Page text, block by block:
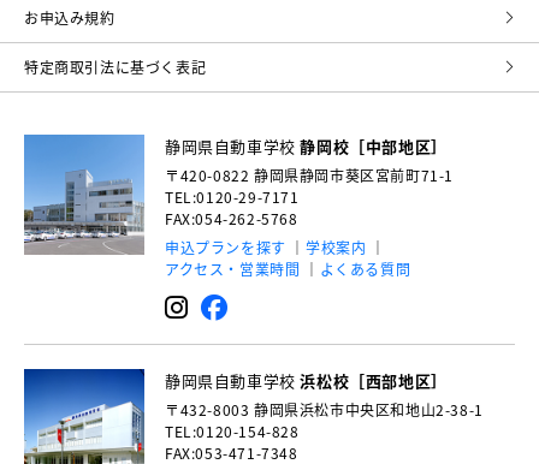
お申込み規約
特定商取引法に基づく表記
静岡県自動車学校静岡校［中部地区］
〒420-0822 静岡県静岡市葵区宮前町71-1
TEL:0120-29-7171
FAX:054-262-5768
申込プランを探す
学校案内
アクセス・営業時間
よくある質問
静岡県自動車学校浜松校［西部地区］
〒432-8003 静岡県浜松市中央区和地山2-38-1
TEL:0120-154-828
FAX:053-471-7348